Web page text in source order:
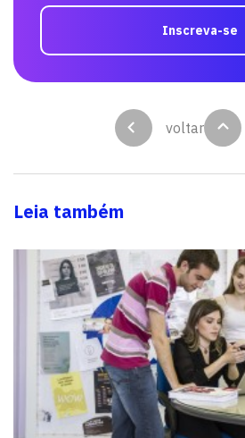
Inscreva-se
voltar
Leia também